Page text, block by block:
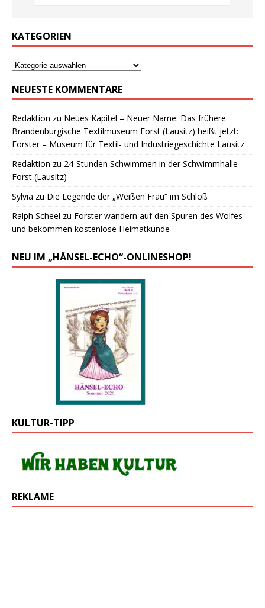
KATEGORIEN
NEUESTE KOMMENTARE
Redaktion zu Neues Kapitel – Neuer Name: Das frühere
Brandenburgische Textilmuseum Forst (Lausitz) heißt jetzt:
Forster – Museum für Textil- und Industriegeschichte Lausitz
Redaktion zu 24-Stunden Schwimmen in der Schwimmhalle
Forst (Lausitz)
Sylvia zu Die Legende der „Weißen Frau“ im Schloß
Ralph Scheel zu Forster wandern auf den Spuren des Wolfes
und bekommen kostenlose Heimatkunde
NEU IM „HÄNSEL-ECHO“-ONLINESHOP!
KULTUR-TIPP
REKLAME